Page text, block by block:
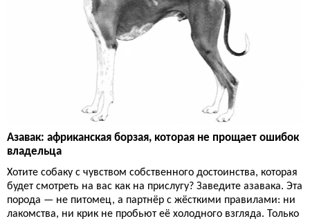
Азавак: африканская борзая, которая не прощает ошибок
владельца
Хотите собаку с чувством собственного достоинства, которая
будет смотреть на вас как на прислугу? Заведите азавака. Эта
порода — не питомец, а партнёр с жёсткими правилами: ни
лакомства, ни крик не пробьют её холодного взгляда. Только